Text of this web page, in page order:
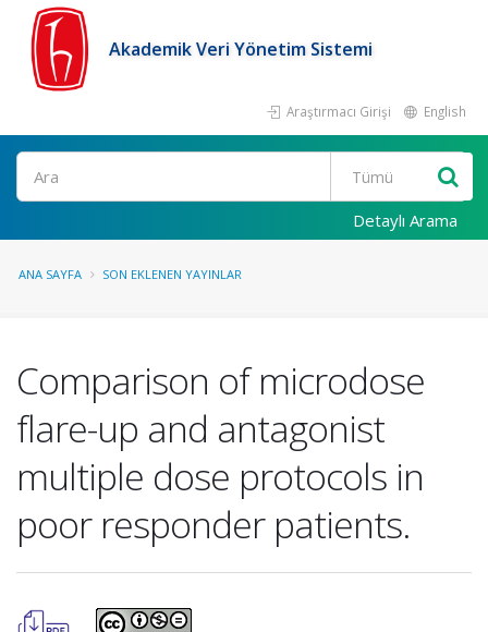
Akademik Veri Yönetim Sistemi
Araştırmacı Girişi English
Ara
Detaylı Arama
ANA SAYFA SON EKLENEN YAYINLAR
Comparison of microdose
flare-up and antagonist
multiple dose protocols in
poor responder patients.